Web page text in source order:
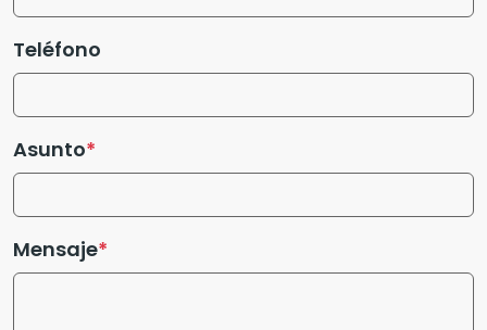
Teléfono
Asunto
Mensaje